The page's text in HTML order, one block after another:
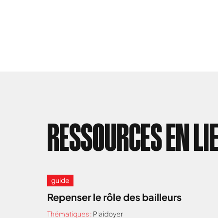
RESSOURCES EN
guide
Repenser le rôle des bailleurs
Thématiques : Plaidoyer